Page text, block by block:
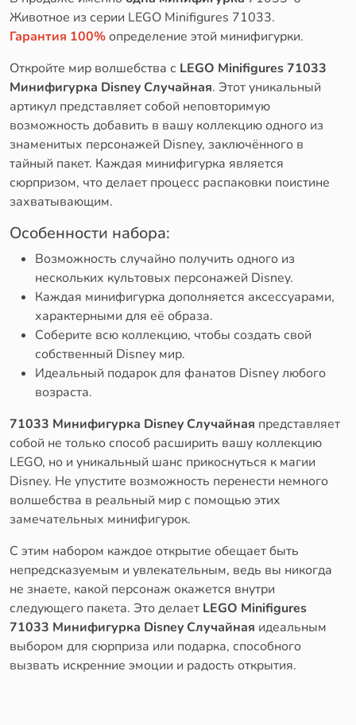
Животное из серии LEGO Minifigures 71033.
Гарантия 100%определение этой минифигурки.
Откройте мир волшебства с LEGO Minifigures 71033
Минифигурка Disney Случайная. Этот уникальный
артикул представляет собой неповторимую
возможность добавить в вашу коллекцию одного из
знаменитых персонажей Disney, заключённого в
тайный пакет. Каждая минифигурка является
сюрпризом, что делает процесс распаковки поистине
захватывающим.
Особенности набора:
Возможность случайно получить одного из
нескольких культовых персонажей Disney.
Каждая минифигурка дополняется аксессуарами,
характерными для её образа.
Соберите всю коллекцию, чтобы создать свой
собственный Disney мир.
Идеальный подарок для фанатов Disney любого
возраста.
71033 Минифигурка Disney Случайная представляет
собой не только способ расширить вашу коллекцию
LEGO, но и уникальный шанс прикоснуться к магии
Disney. Не упустите возможность перенести немного
волшебства в реальный мир с помощью этих
замечательных минифигурок.
С этим набором каждое открытие обещает быть
непредсказуемым и увлекательным, ведь вы никогда
не знаете, какой персонаж окажется внутри
следующего пакета. Это делает LEGO Minifigures
71033 Минифигурка Disney Случайная идеальным
выбором для сюрприза или подарка, способного
вызвать искренние эмоции и радость открытия.